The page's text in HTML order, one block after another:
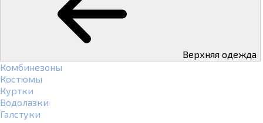
Верхняя одежда
Комбинезоны
Костюмы
Куртки
Водолазки
Галстуки